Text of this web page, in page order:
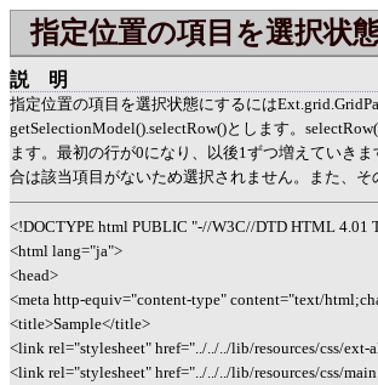
指定位置の項目を選択状
説明
指定位置の項目を選択状態にするには
getSelectionModel().selectRow()とします。
ます。最初の行が0になり、以後1ずつ増えていき
合は該当項目がないため選択されません。また、そ
<!DOCTYPE html PUBLIC "-//W3C//DTD HTML 4.01
<html lang="ja">
<head>
<meta http-equiv="content-type" content="text/
<title>Sample</title>
<link rel="stylesheet" href="../../../lib/resources/css/
<link rel="stylesheet" href="../../../lib/resources/css/